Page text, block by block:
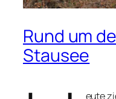
Rund um
Stausee
eute